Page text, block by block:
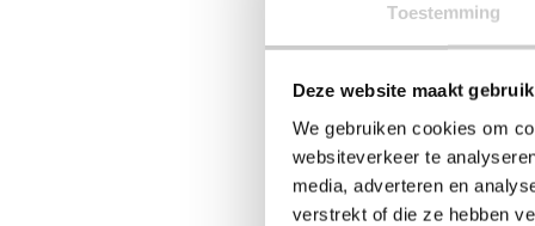
Toestemming
Deze website maakt
We gebruiken cookies om
websiteverkeer te
media, adverteren en
verstrekt of die ze hebben
€